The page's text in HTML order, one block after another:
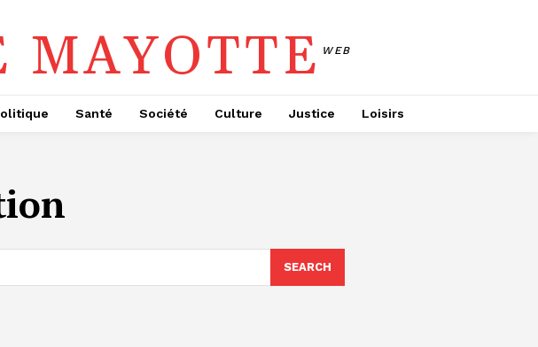
MAYOTTE WEB
Santé Société Culture Justice Loisirs
SEARCH